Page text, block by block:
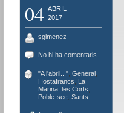
04 ABRIL
2017
sgimenez
No hi ha comentaris
"A l'abril...", General,
Hostafrancs
La
Marina, les Corts
Poble-sec Sants